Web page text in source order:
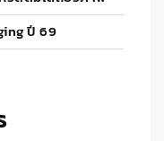
ปี 69